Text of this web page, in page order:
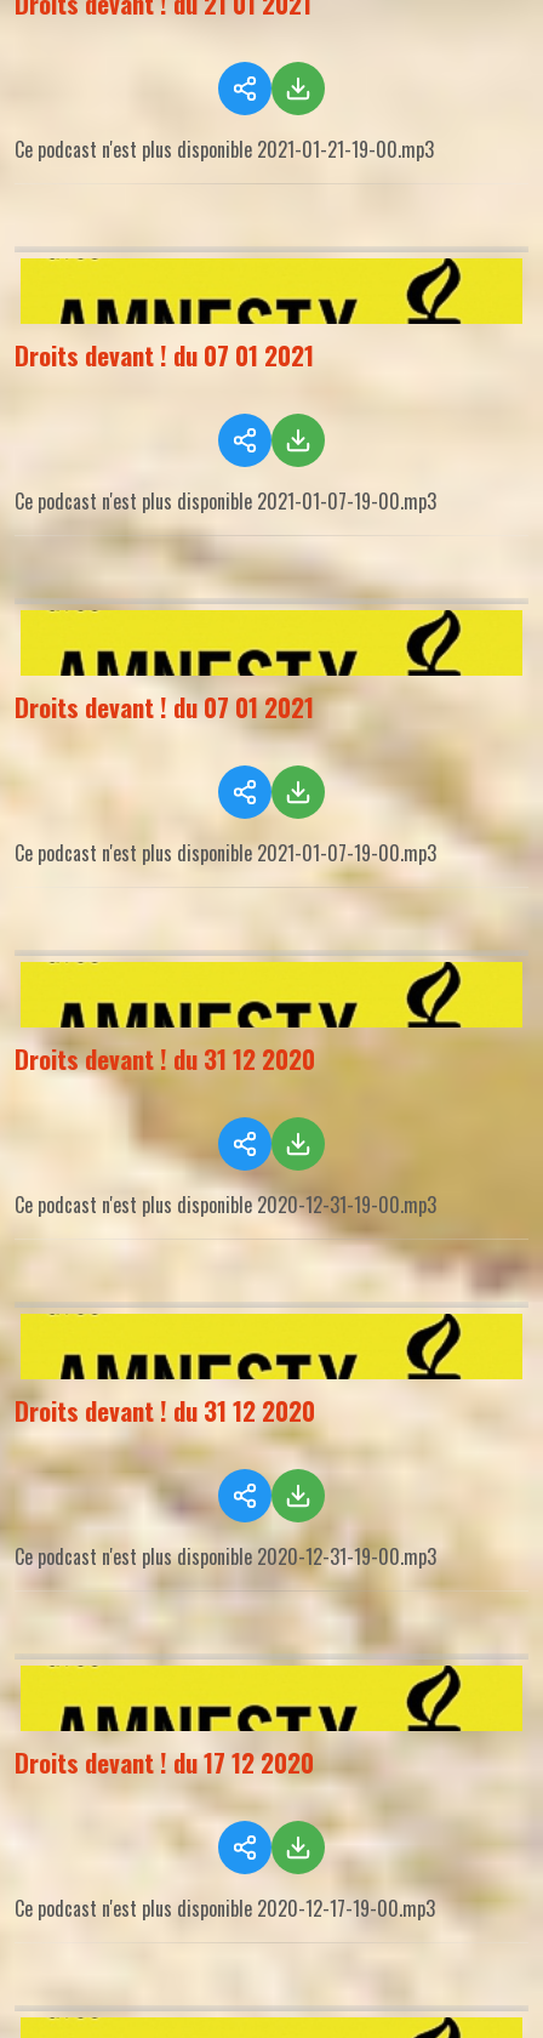
Ce podcast n'est plus disponible 2021-01-21-19-00.mp3
Droits devant ! du 07 01 2021
Ce podcast n'est plus disponible 2021-01-07-19-00.mp3
Droits devant ! du 07 01 2021
Ce podcast n'est plus disponible 2021-01-07-19-00.mp3
Droits devant ! du 31 12 2020
Ce podcast n'est plus disponible 2020-12-31-19-00.mp3
Droits devant ! du 31 12 2020
Ce podcast n'est plus disponible 2020-12-31-19-00.mp3
Droits devant ! du 17 12 2020
Ce podcast n'est plus disponible 2020-12-17-19-00.mp3